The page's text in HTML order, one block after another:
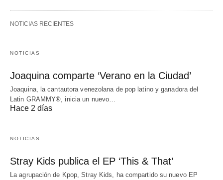
NOTICIAS RECIENTES
NOTICIAS
Joaquina comparte ‘Verano en la Ciudad’
Joaquina, la cantautora venezolana de pop latino y ganadora del
Latin GRAMMY®, inicia un nuevo…
Hace 2 días
NOTICIAS
Stray Kids publica el EP ‘This & That’
La agrupación de Kpop, Stray Kids, ha compartido su nuevo EP